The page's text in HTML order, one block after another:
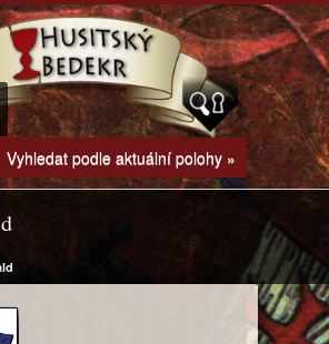
Vyhledat podle aktuální polohy »